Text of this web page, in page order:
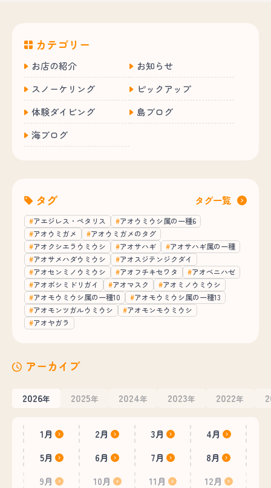
カテゴリー
お店の紹介
お知らせ
スノーケリング
ピックアップ
体験ダイビング
島ブログ
海ブログ
タグ タグ一覧
アエジレス・ペタリス
アオウミウシ属の一種6
アオウミガメ
アオウミガメのタグ
アオクシエラウミウシ
アオサハギ
アオサハギ属の一種
アオサメハダウミウシ
アオスジテンジクダイ
アオセンミノウミウシ
アオフチキセワタ
アオベニハゼ
アオボシミドリガイ
アオマスク
アオミノウミウシ
アオモウミウシ属の一種10
アオモウミウシ属の一種13
アオモンツガルウミウシ
アオモンモウミウシ
アオヤガラ
アーカイブ
2026年 2025年 2024年 2023年 2022年
1月 2月 3月
4月
5月
6月 7月
8月
9月
10月 11月 12月